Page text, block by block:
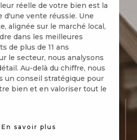
réelle de votre bien est la
d'une vente réussie. Une
alignée sur le marché local,
dans les meilleures
de plus de 11 ans
le secteur, nous analysons
Au-delà du chiffre, nous
un conseil stratégique pour
bien et en valoriser tout le
En savoir plus